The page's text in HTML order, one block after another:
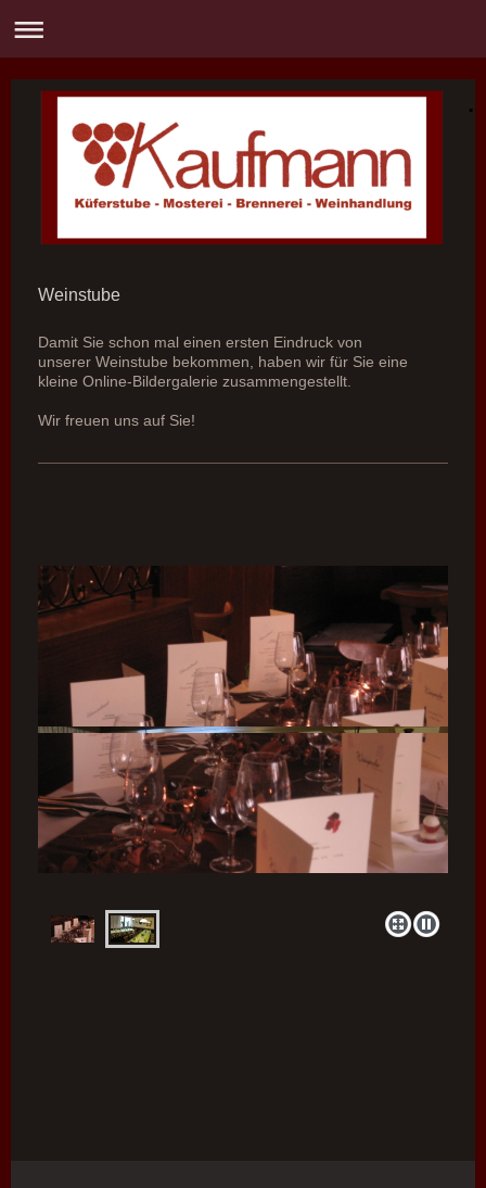
.
Weinstube
Damit Sie schon mal einen ersten Eindruck von
unserer Weinstube bekommen, haben wir für Sie eine
kleine Online-Bildergalerie zusammengestellt.
Wir freuen uns auf Sie!